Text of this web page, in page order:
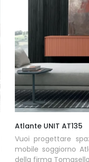
Atlante UNIT AT135
Vuoi progettare
mobile soggiorno
della firma